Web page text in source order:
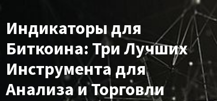
Индикаторы для
Биткоина: Три Лучших
Инструмента для
Анализа и Торговли